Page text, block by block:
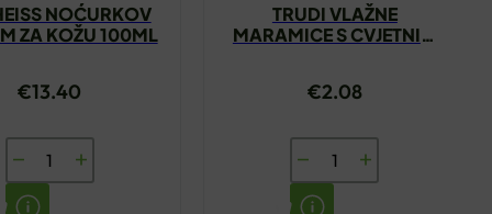
NOĆURKOV
ZA KOŽU 100ML
€13.40
DR.THEISS
NOĆURKOV
TRUDI VLAŽNE
MARAMICE S CVJETNIM
€2.08
TRUDI
VLAŽNE